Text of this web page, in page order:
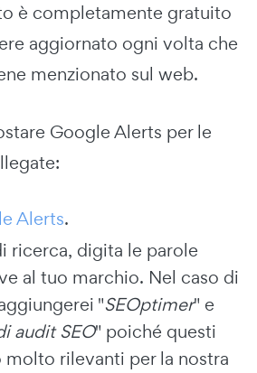
è completamente gratuito
aggiornato ogni volta che
menzionato sul web.
Google Alerts per le
Alerts.
ricerca, digita le parole
al tuo marchio. Nel caso di
"SEOptimer" e
audit SEO" poiché questi
rilevanti per la nostra